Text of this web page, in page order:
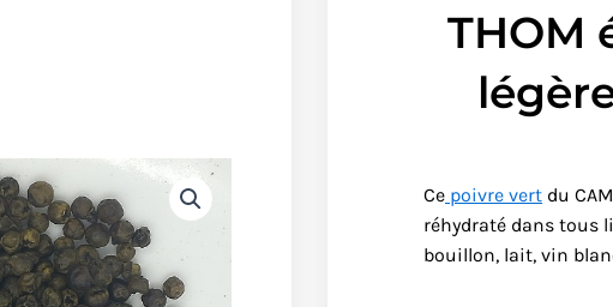
THOM
Ce poivre vert du
réhydraté dans tous
bouillon, lait, vin